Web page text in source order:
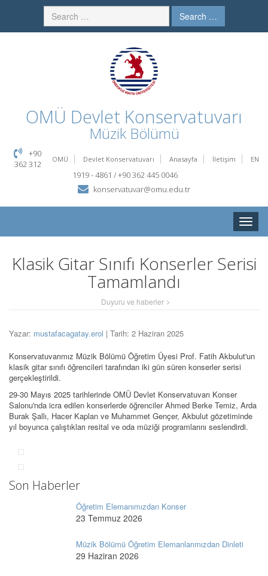
Search …
OMÜ Devlet Konservatuvarı
Müzik Bölümü
OMÜ Devlet Konservatuvarı Anasayfa İletişim EN
+90
362 312
1919 - 4861 / +90 362 445 0046
konservatuvar@omu.edu.tr
Toggle
Klasik Gitar Sınıfı Konserler Serisi
Tamamlandı
Duyuru ve haberler
Yazar: mustafacagatay.erol | Tarih: 2 Haziran 2025
Konservatuvarımız Müzik Bölümü Öğretim Üyesi Prof. Fatih Akbulut'un
klasik gitar sınıfı öğrencileri tarafından iki gün süren konserler serisi
gerçekleştirildi.
29-30 Mayıs 2025 tarihlerinde OMÜ Devlet Konservatuvarı Konser
Salonu'nda icra edilen konserlerde öğrenciler Ahmed Berke Temiz, Arda
Burak Şallı, Hacer Kaplan ve Muhammet Gençer, Akbulut gözetiminde
yıl boyunca çalıştıkları resital ve oda müziği programlarını seslendirdi.
Son Haberler
Öğretim Elemanımızdan Konser
23 Temmuz 2026
Müzik Bölümü Öğretim Elemanlarımızdan Dinleti
29 Haziran 2026